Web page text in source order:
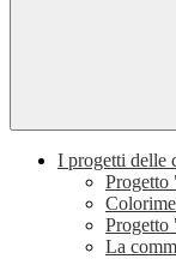
I progetti delle
Progetto
La